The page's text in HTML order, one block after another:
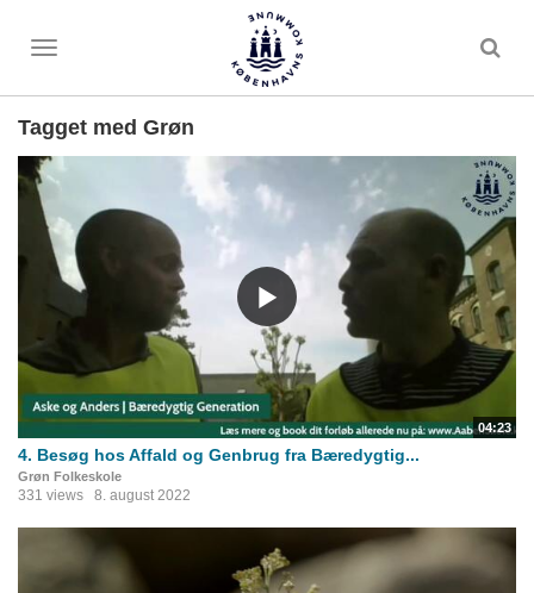
Toggle
Tagget med Grøn
04:23
4. Besøg hos Affald og Genbrug fra Bæredygtig...
Grøn Folkeskole
331 views 8. august 2022